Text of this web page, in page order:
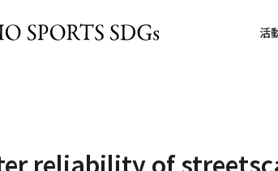
KEIO SPORTS 活
reliability of